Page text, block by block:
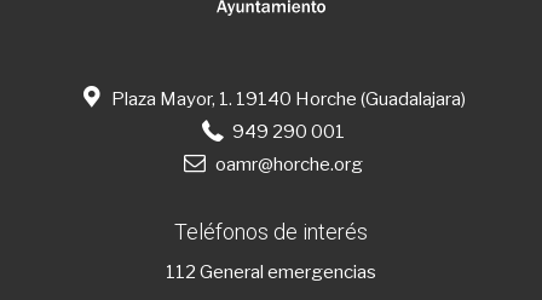
Plaza Mayor, 1. 19140 Horche (Guadalajara)
949 290 001
oamr@horche.org
Teléfonos de interés
112 General emergencias